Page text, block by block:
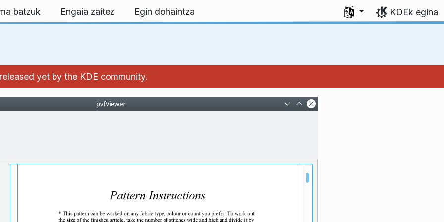
batzuk Engaia zaitez Egin dohaintza
Aukeratu zure hizkuntza
KDEk egina
yet by the KDE community.